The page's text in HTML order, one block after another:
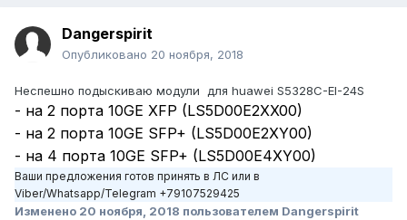
Dangerspirit
Опубликовано 20 ноября, 2018
Неспешно подыскиваю модули для huawei S5328C-EI-24S
- на 2 порта 10GE XFP (LS5D00E2XX00)
- на 2 порта 10GE SFP+ (LS5D00E2XY00)
- на 4 порта 10GE SFP+ (LS5D00E4XY00)
Ваши предложения готов принять в ЛС или в
Viber/Whatsapp/Telegram +79107529425
Изменено 20 ноября, 2018 пользователем Dangerspirit